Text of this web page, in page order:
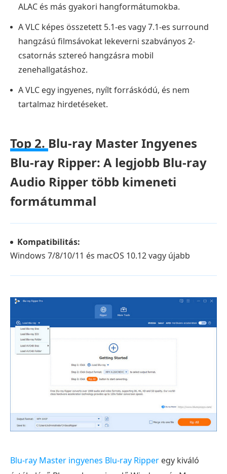
ALAC és más gyakori hangformátumokba.
A VLC képes összetett 5.1-es vagy 7.1-es surround
hangzású filmsávokat lekeverni szabványos 2-
csatornás sztereó hangzásra mobil
zenehallgatáshoz.
A VLC egy ingyenes, nyílt forráskódú, és nem
tartalmaz hirdetéseket.
Top 2. Blu-ray Master Ingyenes
Blu-ray Ripper: A legjobb Blu-ray
Audio Ripper több kimeneti
formátummal
Kompatibilitás:
Windows 7/8/10/11 és macOS 10.12 vagy újabb
Blu-ray Master ingyenes Blu-ray Ripper egy kiváló